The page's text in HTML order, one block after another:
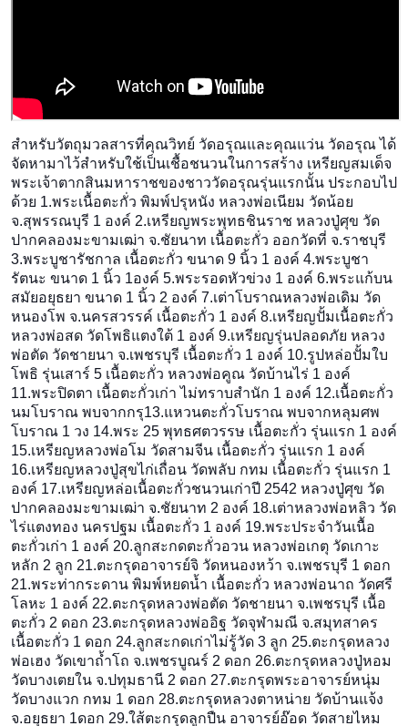
สำหรับวัตถุมวลสารที่คุณวิทย์ วัดอรุณและคุณแว่น วัดอรุณ ได้
จัดหามาไว้สำหรับใช้เป็นเชื้อชนวนในการสร้าง เหรียญสมเด็จ
พระเจ้าตากสินมหาราชของชาววัดอรุณรุ่นแรกนั้น ประกอบไป
ด้วย 1.พระเนื้อตะกั่ว พิมพ์ปรุหนัง หลวงพ่อเนียม วัดน้อย
จ.สุพรรณบุรี 1 องค์ 2.เหรียญพระพุทธชินราช หลวงปู่ศุข วัด
ปากคลองมะขามเฒ่า จ.ชัยนาท เนื้อตะกั่ว ออกวัดที่ จ.ราชบุรี
3.พระบูชารัชกาล เนื้อตะกั่ว ขนาด 9 นิ้ว 1 องค์ 4.พระบูชา
รัตนะ ขนาด 1 นิ้ว 1องค์ 5.พระรอดหัวข่วง 1 องค์ 6.พระแก้บน
สมัยอยุธยา ขนาด 1 นิ้ว 2 องค์ 7.เต่าโบราณหลวงพ่อเดิม วัด
หนองโพ จ.นครสวรรค์ เนื้อตะกั่ว 1 องค์ 8.เหรียญปั้มเนื้อตะกั่ว
หลวงพ่อสด วัดโพธิแตงใต้ 1 องค์ 9.เหรียญรุ่นปลอดภัย หลวง
พ่อตัด วัดชายนา จ.เพชรบุรี เนื้อตะกั่ว 1 องค์ 10.รูปหล่อปั้มใบ
โพธิ รุ่นเสาร์ 5 เนื้อตะกั่ว หลวงพ่อคูณ วัดบ้านไร่ 1 องค์
11.พระปิดตา เนื้อตะกั่วเก่า ไม่ทราบสำนัก 1 องค์ 12.เนื้อตะกั่ว
นมโบราณ พบจากกรุ13.แหวนตะกั่วโบราณ พบจากหลุมศพ
โบราณ 1 วง 14.พระ 25 พุทธศตวรรษ เนื้อตะกั่ว รุ่นแรก 1 องค์
15.เหรียญหลวงพ่อโม วัดสามจีน เนื้อตะกั่ว รุ่นแรก 1 องค์
16.เหรียญหลวงปู่สุขไก่เถื่อน วัดพลับ กทม เนื้อตะกั่ว รุ่นแรก 1
องค์ 17.เหรียญหล่อเนื้อตะกั่วชนวนเก่าปี 2542 หลวงปู่ศุข วัด
ปากคลองมะขามเฒ่า จ.ชัยนาท 2 องค์ 18.เต่าหลวงพ่อหลิว วัด
ไร่แตงทอง นครปฐม เนื้อตะกั่ว 1 องค์ 19.พระประจำวันเนื้อ
ตะกั่วเก่า 1 องค์ 20.ลูกสะกดตะกั่วอวน หลวงพ่อเกตุ วัดเกาะ
หลัก 2 ลูก 21.ตะกรุดอาจารย์จิ วัดหนองหว้า จ.เพชรบุรี 1 ดอก
21.พระท่ากระดาน พิมพ์หยดน้ำ เนื้อตะกั่ว หลวงพ่อนาถ วัดศรี
โลหะ 1 องค์ 22.ตะกรุดหลวงพ่อตัด วัดชายนา จ.เพชรบุรี เนื้อ
ตะกั่ว 2 ดอก 23.ตะกรุดหลวงพ่ออิฐ วัดจุฬามณี จ.สมุทสาคร
เนื้อตะกั่ว 1 ดอก 24.ลูกสะกดเก่าไม่รู้วัด 3 ลูก 25.ตะกรุดหลวง
พ่อเฮง วัดเขาถ้ำโถ จ.เพชรบูณร์ 2 ดอก 26.ตะกรุดหลวงปู่หอม
วัดบางเตยใน จ.ปทุมธานี 2 ดอก 27.ตะกรุดพระอาจารย์หนุ่ม
วัดบางแวก กทม 1 ดอก 28.ตะกรุดหลวงตาหน่าย วัดบ้านแจ้ง
จ.อยุธยา 1ดอก 29.ใส้ตะกรุดลูกปืน อาจารย์อ๊อด วัดสายไหม